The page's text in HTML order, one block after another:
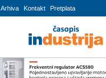
Arhiva Kontakt Pretplata